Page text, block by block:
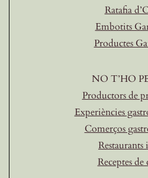
Ratafia
Embotits
Productes
NO T’HO
Productors de
Experiències
Comerços
Restaurants
Receptes de